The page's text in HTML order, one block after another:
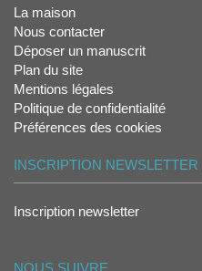
La maison
Nous contacter
Déposer un manuscrit
Plan du site
Mentions légales
Politique de confidentialité
Préférences des cookies
INSCRIPTION NEWSLETTER
Inscription newsletter